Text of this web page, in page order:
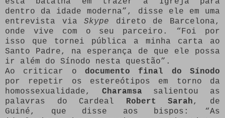
dentro da idade moderna”, disse ele em uma
entrevista viaSkype direto de Barcelona,
onde vive com o seu parceiro. “Foi por
isso que tornei pública a minha carta ao
Santo Padre, na esperança de que ele possa
ir além do Sínodo nesta questão”.
Ao criticar o documento final do Sínodo
por repetir os estereótipos em torno da
homossexualidade, Charamsa salientou as
palavras do Cardeal Robert Sarah, de
Guiné, que disse aos bispos: “As